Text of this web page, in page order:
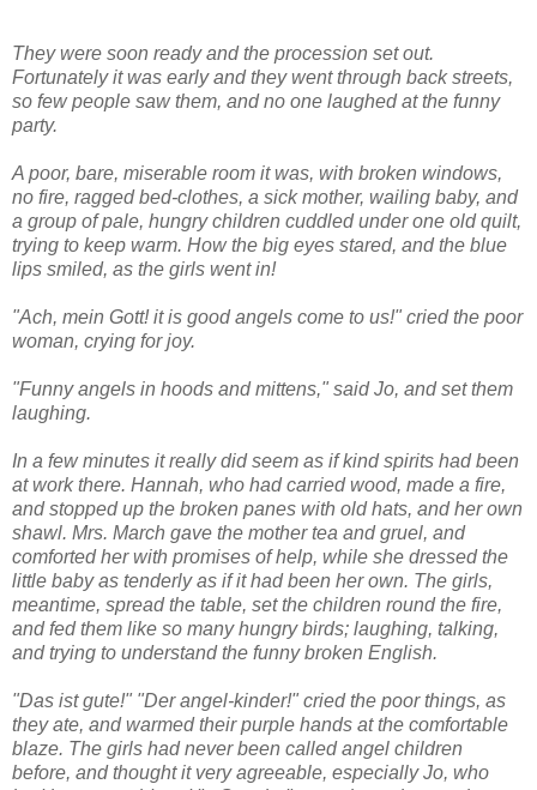
They were soon ready and the procession set out.
Fortunately it was early and they went through back streets,
so few people saw them, and no one laughed at the funny
party.
A poor, bare, miserable room it was, with broken windows,
no fire, ragged bed-clothes, a sick mother, wailing baby, and
a group of pale, hungry children cuddled under one old quilt,
trying to keep warm. How the big eyes stared, and the blue
lips smiled, as the girls went in!
"Ach, mein Gott! it is good angels come to us!" cried the poor
woman, crying for joy.
"Funny angels in hoods and mittens," said Jo, and set them
laughing.
In a few minutes it really did seem as if kind spirits had been
at work there. Hannah, who had carried wood, made a fire,
and stopped up the broken panes with old hats, and her own
shawl. Mrs. March gave the mother tea and gruel, and
comforted her with promises of help, while she dressed the
little baby as tenderly as if it had been her own. The girls,
meantime, spread the table, set the children round the fire,
and fed them like so many hungry birds; laughing, talking,
and trying to understand the funny broken English.
"Das ist gute!" "Der angel-kinder!" cried the poor things, as
they ate, and warmed their purple hands at the comfortable
blaze. The girls had never been called angel children
before, and thought it very agreeable, especially Jo, who